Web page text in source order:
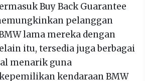
Buy Back Guarantee
pelanggan
lama mereka dengan
itu, tersedia juga berbagai
menarik guna
kendaraan BMW